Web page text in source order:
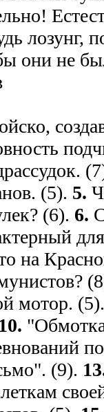
лозунг,
они не
(5). 5.
(6). 6.
на
мотор.
10.
(9).